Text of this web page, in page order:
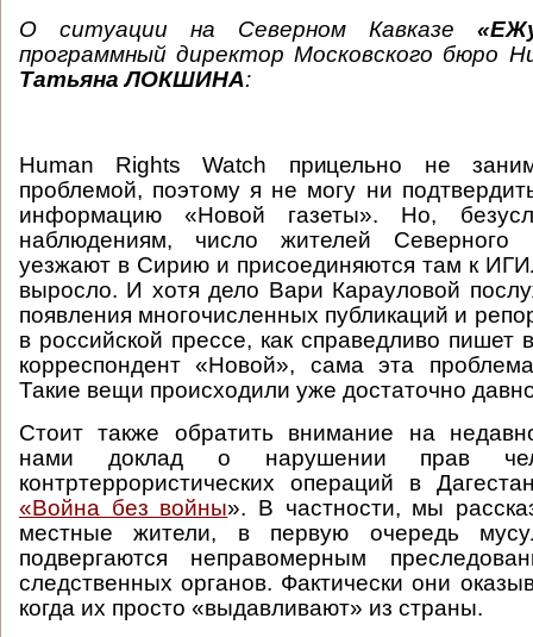
О ситуации на Северном Кавказе
программный директор Московского бюро
Татьяна ЛОКШИНА:
Human Rights Watch прицельно не
проблемой, поэтому я не могу ни
информацию «Новой газеты». Но,
наблюдениям, число жителей Северного
уезжают в Сирию и присоединяются там к
выросло. И хотя дело Вари Карауловой
появления многочисленных публикаций и
в российской прессе, как справедливо пишет
корреспондент «Новой», сама эта
Такие вещи происходили уже достаточно
Стоит также обратить внимание на
нами доклад о нарушении прав
контртеррористических операций в
«Война без войны». В частности, мы
местные жители, в первую очередь
подвергаются неправомерным
следственных органов. Фактически они
когда их просто «выдавливают» из страны.